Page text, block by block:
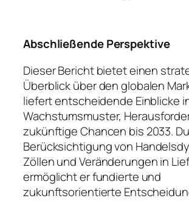
Abschließende Perspektive
Dieser Bericht bietet einen
Überblick über den globalen
liefert entscheidende Einblicke
Wachstumsmuster,
zukünftige Chancen bis 2033.
Berücksichtigung von
Zöllen und Veränderungen in
ermöglicht er fundierte und
zukunftsorientierte